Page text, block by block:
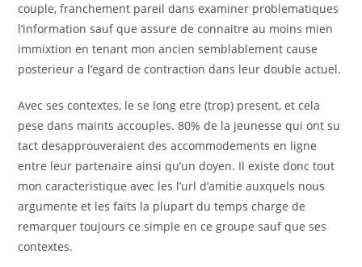
couple, franchement pareil dans examiner problematiques
l’information sauf que assure de connaitre au moins mien
immixtion en tenant mon ancien semblablement cause
posterieur a l’egard de contraction dans leur double actuel.
Avec ses contextes, le se long etre (trop) present, et cela
pese dans maints accouples. 80% de la jeunesse qui ont su
tact desapprouveraient des accommodements en ligne
entre leur partenaire ainsi qu’un doyen. Il existe donc tout
mon caracteristique avec les l’url d’amitie auxquels nous
argumente et les faits la plupart du temps charge de
remarquer toujours ce simple en ce groupe sauf que ses
contextes.